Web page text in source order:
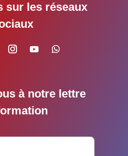
sur les réseaux
à notre lettre